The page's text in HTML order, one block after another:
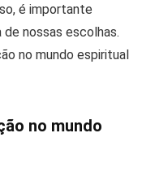
é importante
nossas escolhas.
no mundo espiritual
no mundo